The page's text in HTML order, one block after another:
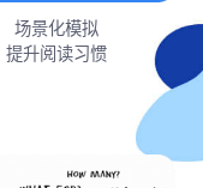
场景化模拟
提升阅读习惯